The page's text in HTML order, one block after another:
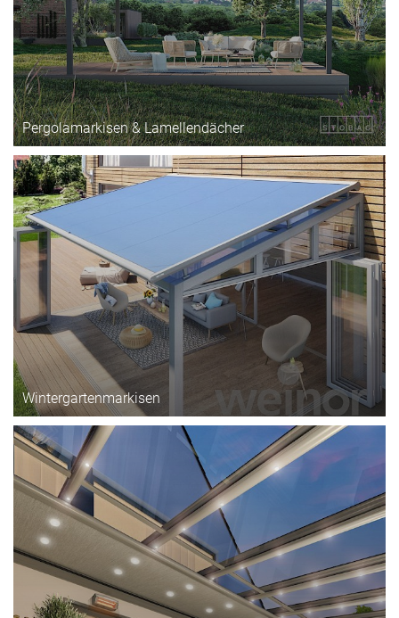
Pergolamarkisen & Lamellendächer
Wintergartenmarkisen